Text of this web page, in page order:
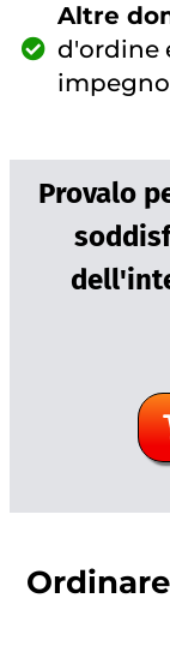
Altre
d'ordine
Provalo